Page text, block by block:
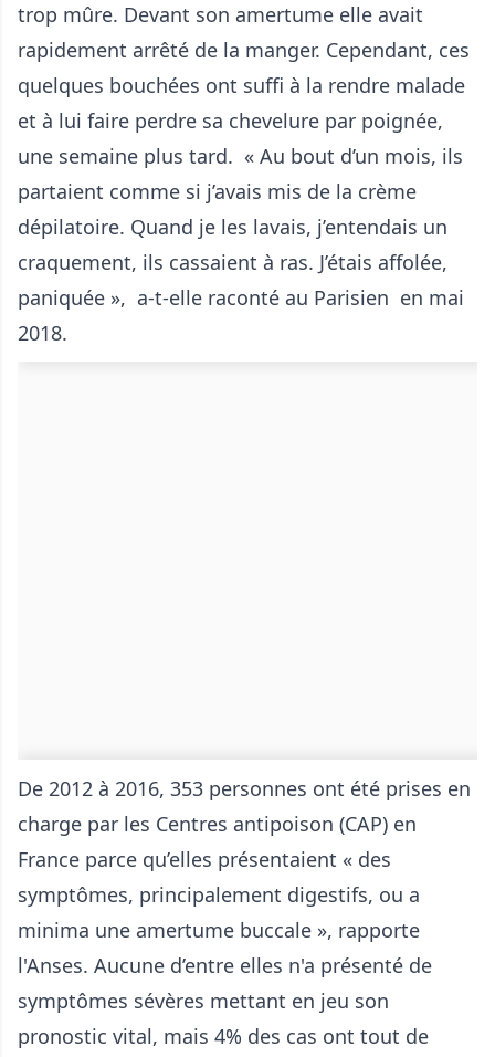
trop mûre. Devant son amertume elle avait
rapidement arrêté de la manger. Cependant, ces
quelques bouchées ont suffi à la rendre malade
et à lui faire perdre sa chevelure par poignée,
une semaine plus tard. « Au bout d’un mois, ils
partaient comme si j’avais mis de la crème
dépilatoire. Quand je les lavais, j’entendais un
craquement, ils cassaient à ras. J’étais affolée,
paniquée », a-t-elle raconté au Parisien en mai
2018.
De 2012 à 2016, 353 personnes ont été prises en
charge par les Centres antipoison (CAP) en
France parce qu’elles présentaient « des
symptômes, principalement digestifs, ou a
minima une amertume buccale », rapporte
l'Anses. Aucune d’entre elles n'a présenté de
symptômes sévères mettant en jeu son
pronostic vital, mais 4% des cas ont tout de